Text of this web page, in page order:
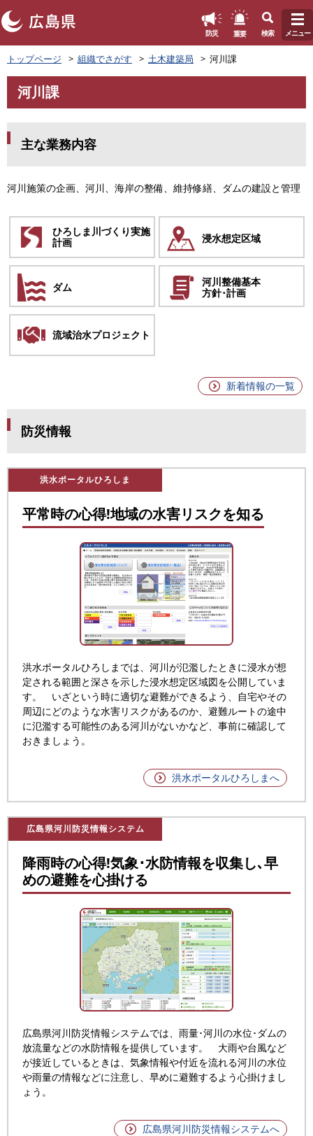
ペ
ー
ジ
先
防災 重要 検索 メニュー
トップページ 組織でさがす 土木建築局 河川課
文
河川課
主な業務内容
河川施策の企画、河川、海岸の整備、維持修繕、ダムの建設と管理
ひろしま川づくり実施
計画
浸水想定区域
ダム
河川整備基本
方針･計画
流域治水プロジェクト
新着情報の一覧
防災情報
洪水ポータルひろしま
平常時の心得!地域の水害リスクを知る
洪水ポータルひろしまでは、河川が氾濫したときに浸水が想
定される範囲と深さを示した浸水想定区域図を公開していま
す。
いざという時に適切な避難ができるよう、自宅やその
周辺にどのような水害リスクがあるのか、避難ルートの途中
に氾濫する可能性のある河川がないかなど、事前に確認して
おきましょう。
洪水ポータルひろしまへ
広島県河川防災情報システム
降雨時の心得!気象･水防情報を収集し､早
めの避難を心掛ける
広島県河川防災情報システムでは、雨量･河川の水位･ダムの
放流量などの水防情報を提供しています。
大雨や台風など
が接近しているときは、気象情報や付近を流れる河川の水位
や雨量の情報などに注意し、早めに避難するよう心掛けまし
ょう。
広島県河川防災情報システムへ